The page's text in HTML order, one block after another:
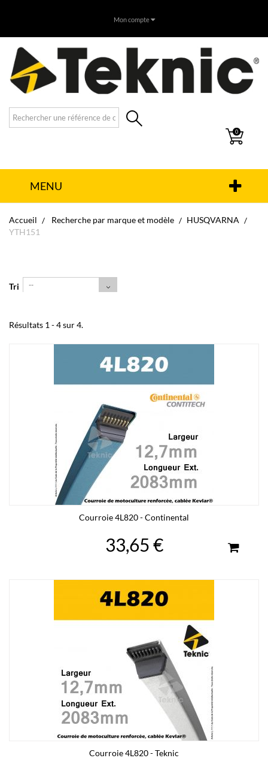
Mon compte
0
MENU
Accueil Recherche par marque et modèle
HUSQVARNA
YTH151
Tri --
Résultats 1 - 4 sur 4.
Courroie 4L820 - Continental
33,65 €
Courroie 4L820 - Teknic